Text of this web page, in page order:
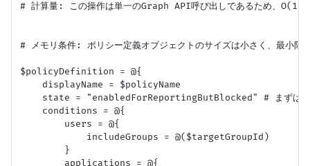
# 計算量: この操作は単一のGraph API呼び出しであるため、O(1)
# メモリ条件: ポリシー定義オブジェクトのサイズは小さく、最小限
$policyDefinition = @{
    displayName = $policyName
state = "enabledForReportingButBlocked" # まずは「レ
    conditions = @{
        users = @{
            includeGroups = @($targetGroupId)
        }
        applications = @{